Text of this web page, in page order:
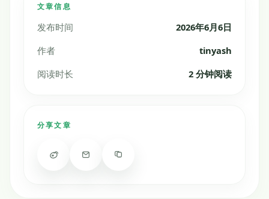
文章信息
发布时间
2026年6月6日
作者
tinyash
阅读时长
2 分钟阅读
分享文章